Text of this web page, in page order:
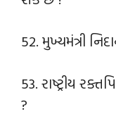
52. મુખ્યમંત્રી
53. રાષ્ટ્રીય
?